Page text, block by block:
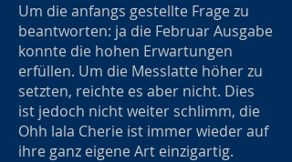
Um die anfangs gestellte Frage zu
beantworten: ja die Februar Ausgabe
konnte die hohen Erwartungen
erfüllen. Um die Messlatte höher zu
setzten, reichte es aber nicht. Dies
ist jedoch nicht weiter schlimm, die
Ohh lala Cherie ist immer wieder auf
ihre ganz eigene Art einzigartig.